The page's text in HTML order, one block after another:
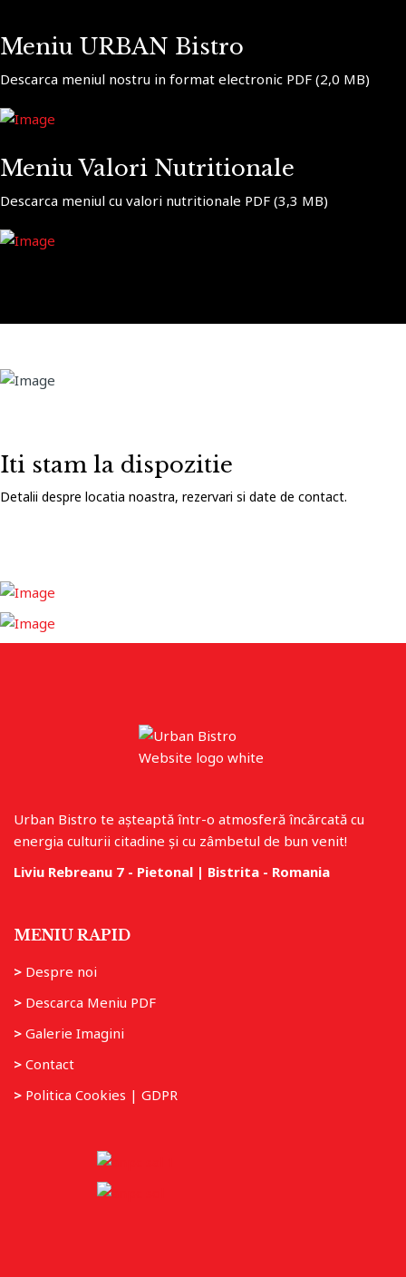
Meniu URBAN Bistro
Descarca meniul nostru in format electronic PDF (2,0 MB)
Meniu Valori Nutritionale
Descarca meniul cu valori nutritionale PDF (3,3 MB)
Iti stam la dispozitie
Detalii despre locatia noastra, rezervari si date de contact.
Urban Bistro te așteaptă într-o atmosferă încărcată cu
energia culturii citadine și cu zâmbetul de bun venit!
Liviu Rebreanu 7 - Pietonal | Bistrita - Romania
MENIU RAPID
> Despre noi
> Descarca Meniu PDF
> Galerie Imagini
> Contact
> Politica Cookies | GDPR